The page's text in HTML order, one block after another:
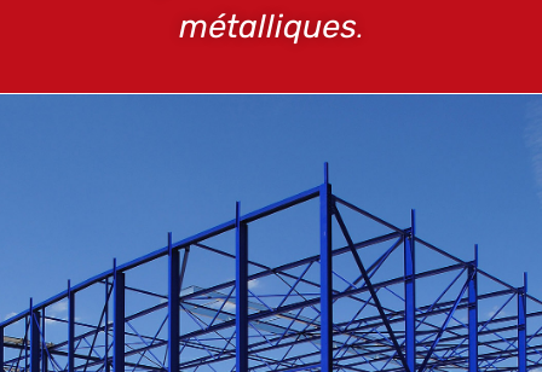
métalliques.